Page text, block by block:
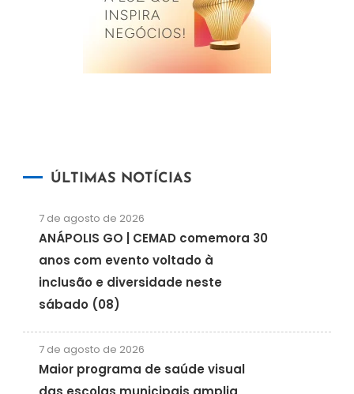
ÚLTIMAS NOTÍCIAS
7 de agosto de 2026
ANÁPOLIS GO | CEMAD comemora 30
anos com evento voltado à
inclusão e diversidade neste
sábado (08)
7 de agosto de 2026
Maior programa de saúde visual